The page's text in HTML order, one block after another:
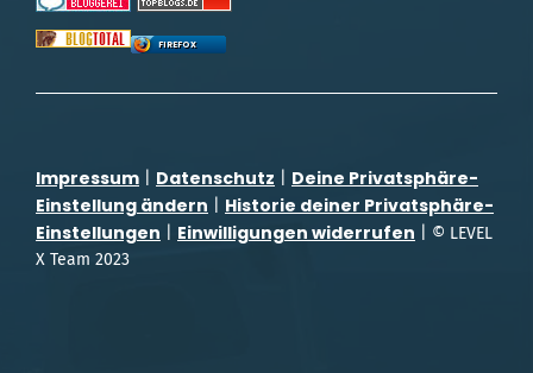
FIREFOX
Impressum Datenschutz
Deine Privatsphäre-
Einstellung ändern
Historie deiner Privatsphäre-
Einstellungen
Einwilligungen widerrufen | © LEVEL
X Team 2023